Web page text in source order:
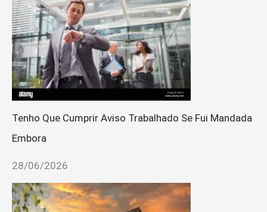
Tenho Que Cumprir Aviso Trabalhado Se Fui Mandada
Embora
28/06/2026